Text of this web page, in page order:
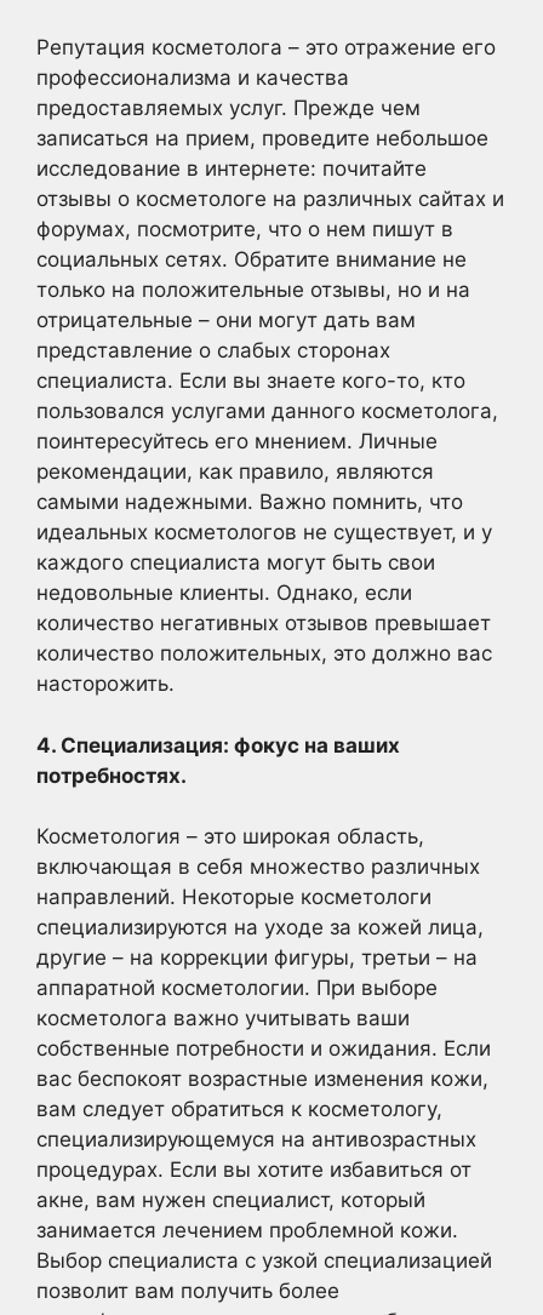
Репутация косметолога – это отражение его
профессионализма и качества
предоставляемых услуг. Прежде чем
записаться на прием, проведите небольшое
исследование в интернете: почитайте
отзывы о косметологе на различных сайтах и
форумах, посмотрите, что о нем пишут в
социальных сетях. Обратите внимание не
только на положительные отзывы, но и на
отрицательные – они могут дать вам
представление о слабых сторонах
специалиста. Если вы знаете кого-то, кто
пользовался услугами данного косметолога,
поинтересуйтесь его мнением. Личные
рекомендации, как правило, являются
самыми надежными. Важно помнить, что
идеальных косметологов не существует, и у
каждого специалиста могут быть свои
недовольные клиенты. Однако, если
количество негативных отзывов превышает
количество положительных, это должно вас
насторожить.
4. Специализация: фокус на ваших
потребностях.
Косметология – это широкая область,
включающая в себя множество различных
направлений. Некоторые косметологи
специализируются на уходе за кожей лица,
другие – на коррекции фигуры, третьи – на
аппаратной косметологии. При выборе
косметолога важно учитывать ваши
собственные потребности и ожидания. Если
вас беспокоят возрастные изменения кожи,
вам следует обратиться к косметологу,
специализирующемуся на антивозрастных
процедурах. Если вы хотите избавиться от
акне, вам нужен специалист, который
занимается лечением проблемной кожи.
Выбор специалиста с узкой специализацией
позволит вам получить более